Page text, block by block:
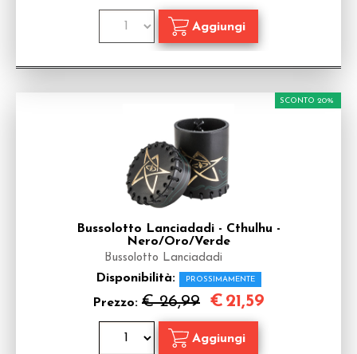
Bussolotto Lanciadadi - Cthulhu -
Nero/Oro/Verde
Bussolotto Lanciadadi
Disponibilità: PROSSIMAMENTE
Prezzo: € 26,99
SCONTO 20%
€ 21,59